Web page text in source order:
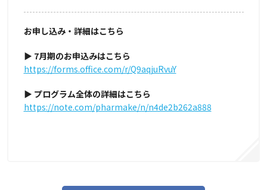
お申し込み・詳細はこちら
▶ 7月期のお申込みはこちら
https://forms.office.com/r/Q9aqjuRvuY
▶ プログラム全体の詳細はこちら
https://note.com/pharmake/n/n4de2b262a888